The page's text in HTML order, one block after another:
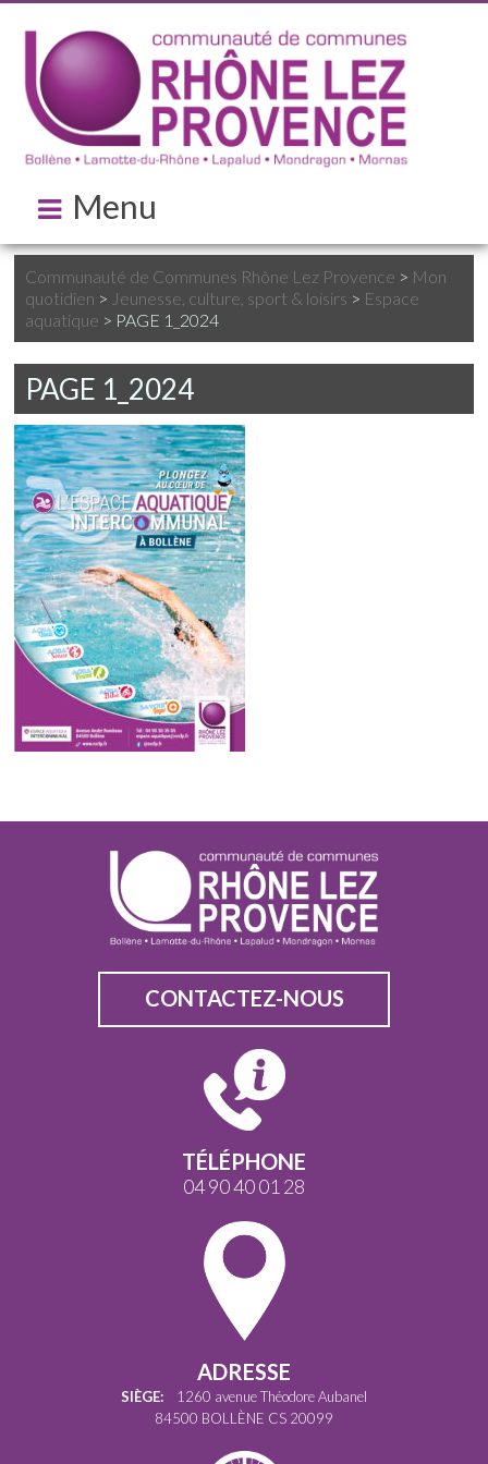
Menu
Communauté de Communes Rhône Lez Provence > Mon
quotidien > Jeunesse, culture, sport & loisirs > Espace
aquatique > PAGE 1_2024
PAGE 1_2024
CONTACTEZ-NOUS
TÉLÉPHONE
04 90 40 01 28
ADRESSE
SIÈGE: 1260 avenue Théodore Aubanel
84500 BOLLÈNE CS 20099